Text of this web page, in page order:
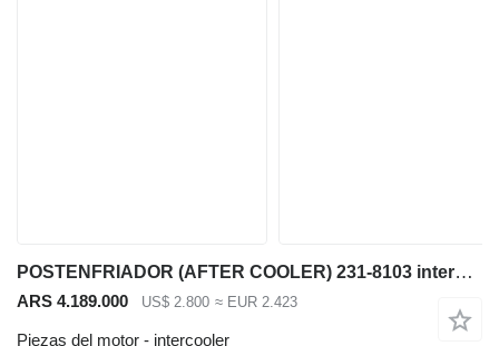
POSTENFRIADOR (AFTER COOLER) 231-8103 intercooler para Caterpillar D9T bulldozer
ARS 4.189.000 US$ 2.800 ≈ EUR 2.423
Piezas del motor - intercooler